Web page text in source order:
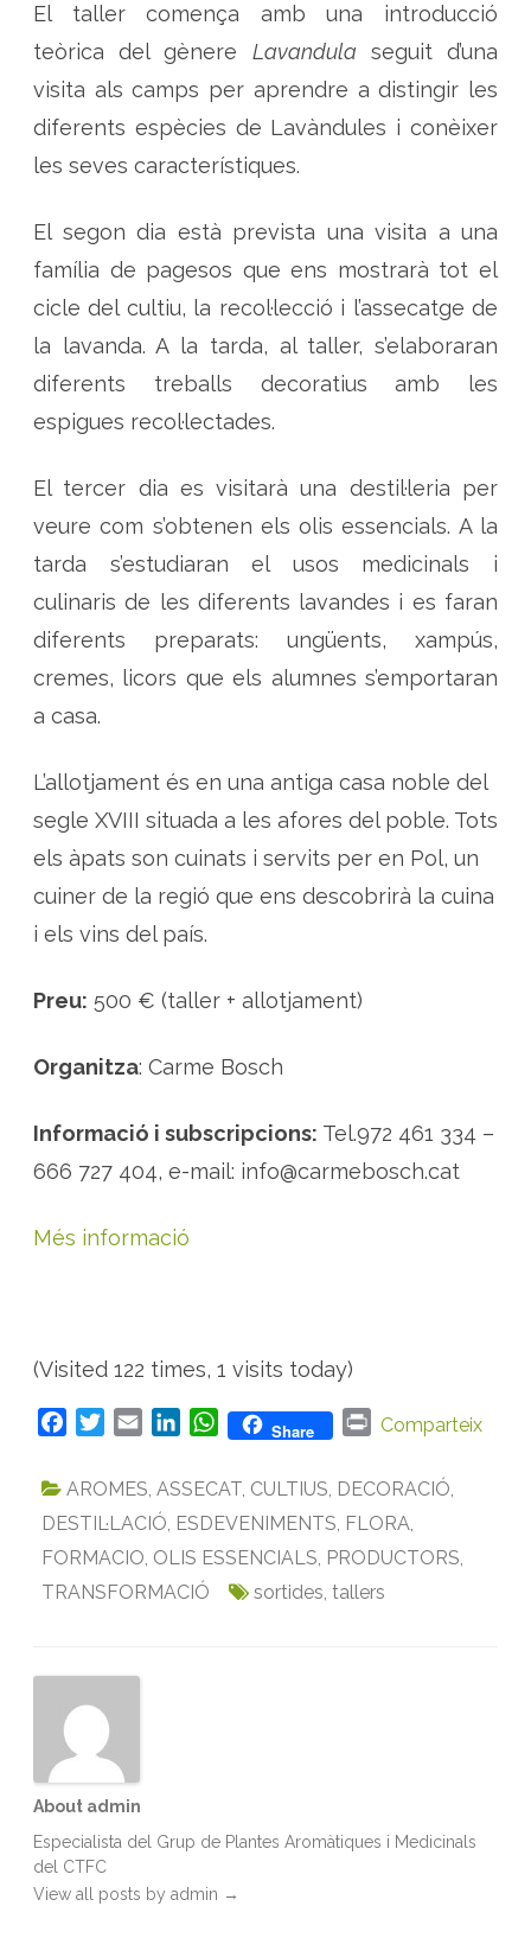
El taller comença amb una introducció
teòrica del gènere Lavandula seguit d’una
visita als camps per aprendre a distingir les
diferents espècies de Lavàndules i conèixer
les seves característiques.
El segon dia està prevista una visita a una
família de pagesos que ens mostrarà tot el
cicle del cultiu, la recol·lecció i l’assecatge de
la lavanda. A la tarda, al taller, s’elaboraran
diferents treballs decoratius amb les
espigues recol·lectades.
El tercer dia es visitarà una destil·leria per
veure com s’obtenen els olis essencials. A la
tarda s’estudiaran el usos medicinals i
culinaris de les diferents lavandes i es faran
diferents preparats: ungüents, xampús,
cremes, licors que els alumnes s’emportaran
a casa.
L’allotjament és en una antiga casa noble del
segle XVIII situada a les afores del poble. Tots
els àpats son cuinats i servits per en Pol, un
cuiner de la regió que ens descobrirà la cuina
i els vins del país.
Preu: 500 € (taller + allotjament)
Organitza: Carme Bosch
Informació i subscripcions: Tel.972 461 334 –
666 727 404, e-mail: info@carmebosch.cat
Més informació
(Visited 122 times, 1 visits today)
c
b
o
o
i
t
e
r
a
l
n
e
d
I
W
a
s
A
p
Share
P
i
t
Comparteix
AROMES, ASSECAT, CULTIUS, DECORACIÓ,
DESTIL·LACIÓ, ESDEVENIMENTS, FLORA,
FORMACIO, OLIS ESSENCIALS, PRODUCTORS,
TRANSFORMACIÓ
sortides, tallers
About admin
Especialista del Grup de Plantes Aromàtiques i Medicinals
del CTFC
View all posts by admin →